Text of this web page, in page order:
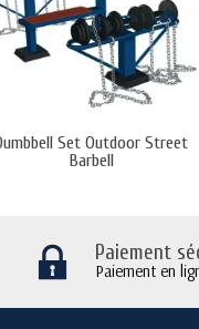
Set Outdoor Street
Barbell
Paiement
Paiement en